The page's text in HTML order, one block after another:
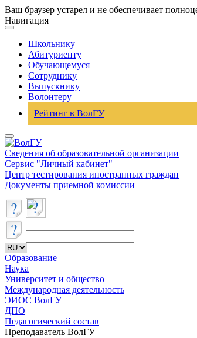
Ваш браузер устарел и не обеспечивает
Навигация
Школьнику
Абитуриенту
Обучающемуся
Сотруднику
Выпускнику
Волонтеру
Рейтинг в ВолГУ
Сведения об образовательной организации
Сервис "Личный кабинет"
Центр тестирования иностранных граждан
Документы приемной комиссии
Образование
Наука
Университет и общество
Международная деятельность
ЭИОС ВолГУ
ДПО
Педагогический состав
Преподаватель ВолГУ